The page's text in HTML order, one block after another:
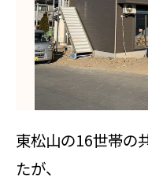
東松山の16世帯の
たが、